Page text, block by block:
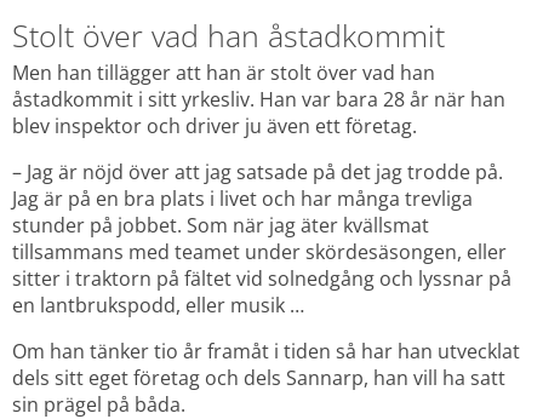
Stolt över vad han åstadkommit
Men han tillägger att han är stolt över vad han
åstadkommit i sitt yrkesliv. Han var bara 28 år när han
blev inspektor och driver ju även ett företag.
– Jag är nöjd över att jag satsade på det jag trodde på.
Jag är på en bra plats i livet och har många trevliga
stunder på jobbet. Som när jag äter kvällsmat
tillsammans med teamet under skördesäsongen, eller
sitter i traktorn på fältet vid solnedgång och lyssnar på
en lantbrukspodd, eller musik …
Om han tänker tio år framåt i tiden så har han utvecklat
dels sitt eget företag och dels Sannarp, han vill ha satt
sin prägel på båda.